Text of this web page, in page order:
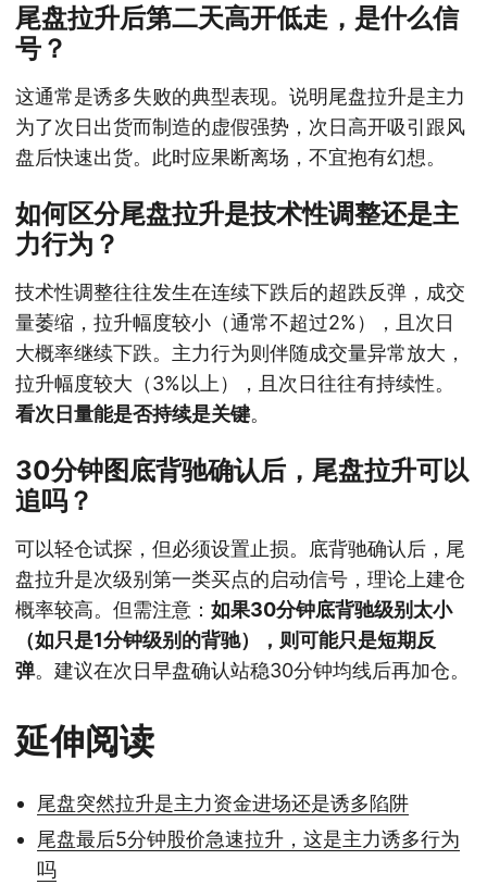
尾盘拉升后第二天高开低走，是什么信
号？
这通常是诱多失败的典型表现。说明尾盘拉升是主力
为了次日出货而制造的虚假强势，次日高开吸引跟风
盘后快速出货。此时应果断离场，不宜抱有幻想。
如何区分尾盘拉升是技术性调整还是主
力行为？
技术性调整往往发生在连续下跌后的超跌反弹，成交
量萎缩，拉升幅度较小（通常不超过2%），且次日
大概率继续下跌。主力行为则伴随成交量异常放大，
拉升幅度较大（3%以上），且次日往往有持续性。
看次日量能是否持续是关键。
30分钟图底背驰确认后，尾盘拉升可以
追吗？
可以轻仓试探，但必须设置止损。底背驰确认后，尾
盘拉升是次级别第一类买点的启动信号，理论上建仓
概率较高。但需注意： 如果30分钟底背驰级别太小
（如只是1分钟级别的背驰），则可能只是短期反
弹。建议在次日早盘确认站稳30分钟均线后再加仓。
延伸阅读
尾盘突然拉升是主力资金进场还是诱多陷阱
尾盘最后5分钟股价急速拉升，这是主力诱多行为
吗